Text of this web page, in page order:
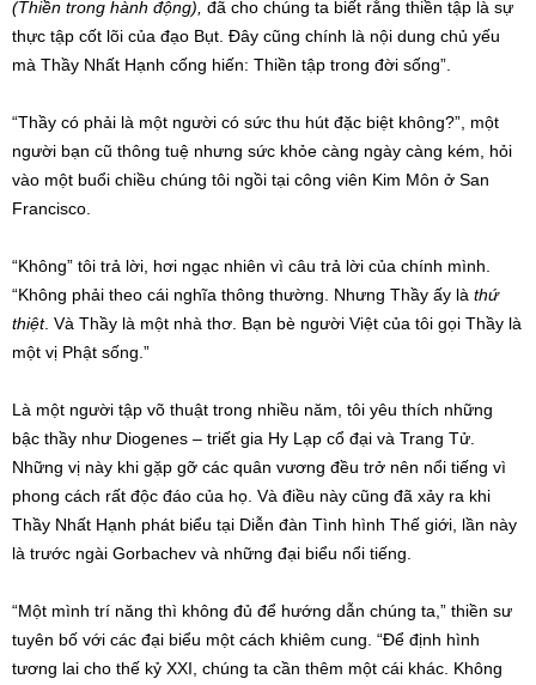
(Thiền trong hành động), đã cho chúng ta biết rằng thiền tập là sự
thực tập cốt lõi của đạo Bụt. Đây cũng chính là nội dung chủ yếu
mà Thầy Nhất Hạnh cống hiến: Thiền tập trong đời sống”.
“Thầy có phải là một người có sức thu hút đặc biệt không?”, một
người bạn cũ thông tuệ nhưng sức khỏe càng ngày càng kém, hỏi
vào một buổi chiều chúng tôi ngồi tại công viên Kim Môn ở San
Francisco.
“Không” tôi trả lời, hơi ngạc nhiên vì câu trả lời của chính mình.
“Không phải theo cái nghĩa thông thường. Nhưng Thầy ấy là thứ
thiệt. Và Thầy là một nhà thơ. Bạn bè người Việt của tôi gọi Thầy là
một vị Phật sống.”
Là một người tập võ thuật trong nhiều năm, tôi yêu thích những
bậc thầy như Diogenes – triết gia Hy Lạp cổ đại và Trang Tử.
Những vị này khi gặp gỡ các quân vương đều trở nên nổi tiếng vì
phong cách rất độc đáo của họ. Và điều này cũng đã xảy ra khi
Thầy Nhất Hạnh phát biểu tại Diễn đàn Tình hình Thế giới, lần này
là trước ngài Gorbachev và những đại biểu nổi tiếng.
“Một mình trí năng thì không đủ để hướng dẫn chúng ta,” thiền sư
tuyên bố với các đại biểu một cách khiêm cung. “Để định hình
tương lai cho thế kỷ XXI, chúng ta cần thêm một cái khác. Không